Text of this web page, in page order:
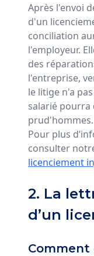
Après l'envoi
d'un
conciliation
l'employeur.
des
l'entreprise,
le litige n'a
salarié pourra
prud'hommes.
Pour plus
consulter
licenciement
2. La
d’un